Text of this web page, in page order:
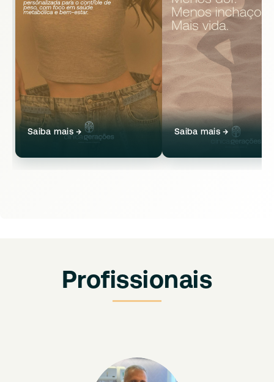
Saiba mais → Saiba mais →
Profissionais